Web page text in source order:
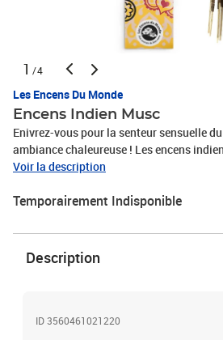
1 /4
Les Encens Du Monde
Encens Indien Musc
Enivrez-vous pour la senteur sensuelle
ambiance chaleureuse ! Les encens
100% naturels et suivent des techniques
gamme d'encens traditionnels fabriqués
Créateur de produits naturels et inédits,
magnifiques gammes d'encens naturels
aussi toute la diversité des thés japonais
marques: les Encens du Monde,
Voir la description
Temporairement Indisponible
Description
ID 3560461021220